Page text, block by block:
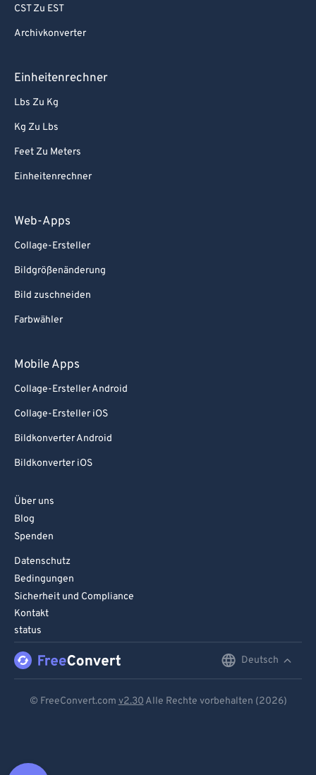
CST Zu EST
Archivkonverter
Einheitenrechner
Lbs Zu Kg
Kg Zu Lbs
Feet Zu Meters
Einheitenrechner
Web-Apps
Collage-Ersteller
Bildgrößenänderung
Bild zuschneiden
Farbwähler
Mobile Apps
Collage-Ersteller Android
Collage-Ersteller iOS
Bildkonverter Android
Bildkonverter iOS
Über uns
Blog
Spenden
Datenschutz
Bedingungen
Sicherheit und Compliance
Kontakt
status
Deutsch
© FreeConvert.com v2.30 Alle Rechte vorbehalten (2026)